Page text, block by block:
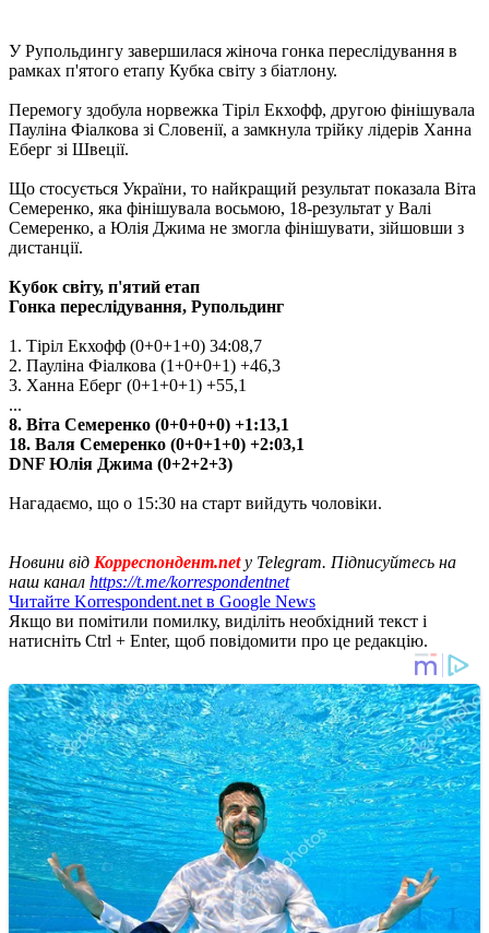
У Рупольдингу завершилася жіноча гонка переслідування в
рамках п'ятого етапу Кубка світу з біатлону.
Перемогу здобула норвежка Тіріл Екхофф, другою фінішувала
Пауліна Фіалкова зі Словенії, а замкнула трійку лідерів Ханна
Еберг зі Швеції.
Що стосується України, то найкращий результат показала Віта
Семеренко, яка фінішувала восьмою, 18-результат у Валі
Семеренко, а Юлія Джима не змогла фінішувати, зійшовши з
дистанції.
Кубок світу, п'ятий етап
Гонка переслідування, Рупольдинг
1. Тіріл Екхофф (0+0+1+0) 34:08,7
2. Пауліна Фіалкова (1+0+0+1) +46,3
3. Ханна Еберг (0+1+0+1) +55,1
...
8. Віта Семеренко (0+0+0+0) +1:13,1
18. Валя Семеренко (0+0+1+0) +2:03,1
DNF Юлія Джима (0+2+2+3)
Нагадаємо, що о 15:30 на старт вийдуть чоловіки.
Новини від Корреспондент.netу Telegram. Підписуйтесь на
наш канал https://t.me/korrespondentnet
Читайте Korrespondent.net в Google News
Якщо ви помітили помилку, виділіть необхідний текст і
натисніть Ctrl + Enter, щоб повідомити про це редакцію.